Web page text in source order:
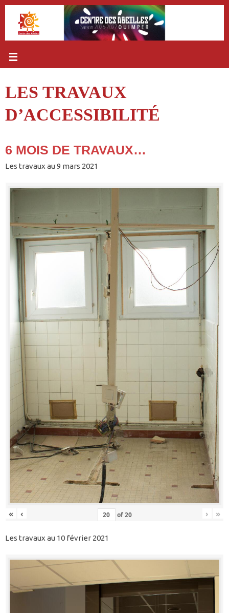
Passer
contenu
LES TRAVAUX
D’ACCESSIBILITÉ
6 MOIS DE TRAVAUX…
Les travaux au 9 mars 2021
« ‹ of20 › »
Les travaux au 10 février 2021